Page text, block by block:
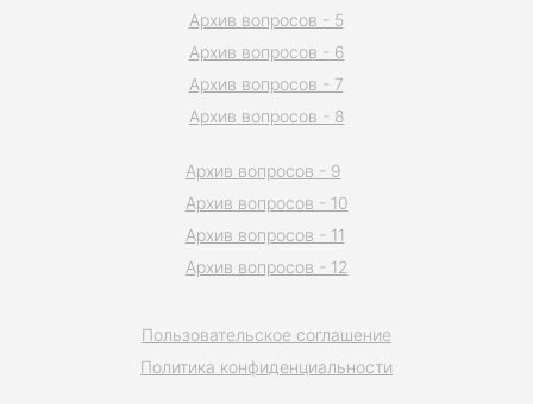
Пользовательское соглашение
Политика конфиденциальности
Архив вопросов - 5
Архив вопросов - 6
Архив вопросов - 7
Архив вопросов - 8
Архив вопросов - 9
Архив вопросов - 10
Архив вопросов - 11
Архив вопросов - 12